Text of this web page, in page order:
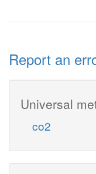
Report an
Universal
co2